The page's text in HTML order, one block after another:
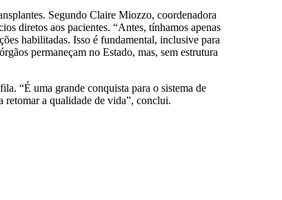
Segundo Claire Miozzo, coordenadora
diretos aos pacientes. “Antes, tínhamos apenas
habilitadas. Isso é fundamental, inclusive para
permaneçam no Estado, mas, sem estrutura
“É uma grande conquista para o sistema de
retomar a qualidade de vida”, conclui.